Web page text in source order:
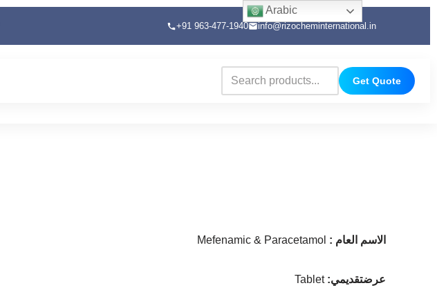
+91 963-477-1940 info@rizocheminternational.in
Get Quote
Mefenamic & Paracetamol : الاسم العام
Tablet :عرضتقديمي
Arabic